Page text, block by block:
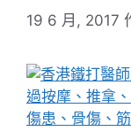
19 6 月, 2017